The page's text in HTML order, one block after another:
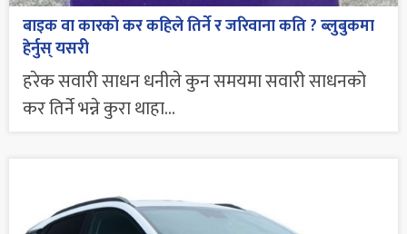
बाइक वा कारको कर कहिले तिर्ने र जरिवाना कति ? ब्लुबुकमा
हेर्नुस् यसरी
हरेक सवारी साधन धनीले कुन समयमा सवारी साधनको
कर तिर्ने भन्ने कुरा थाहा...